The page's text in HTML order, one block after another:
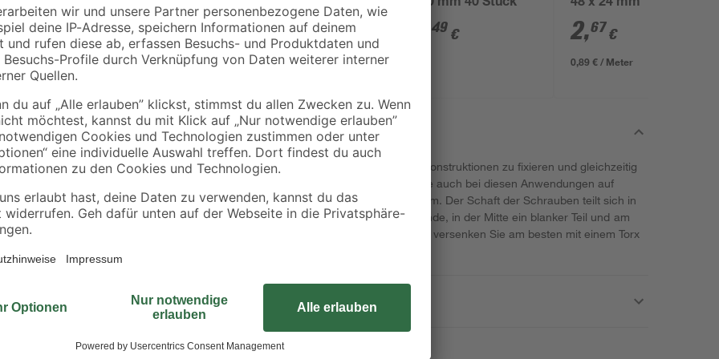
1,78€
0,89 € / Meter
2,23€
0,89 € / Meter
x 120 mm 40 Stück
,49 €
48 x 24 mm
2,67€
0,89 € / Meter
Justierschrauben werden verwendet, um Unterkonstruktionen zu fixieren und gleichzeitig
auf korrekten Abstand zu justieren. Vertrauen Sie auch bei diesen Anwendungen auf
unsere Schrauben in bewährter Qualität von toom. Der Schaft der Schrauben teilt sich in
drei Abschnitte: An der Spitze sitzt ein Holzgewinde, in der Mitte ein blanker Teil und am
Kopf ein Abschnitt mit Ringschaft. Den Senkkopf versenken Sie am besten mit einem Torx